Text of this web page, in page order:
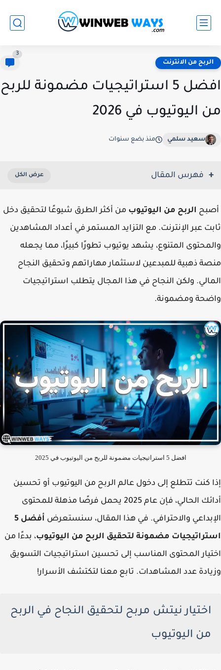
الربح من الانترنت
3
افضل 5 استراتيجيات مضمونة للربح
من اليوتيوب في 2026
سعيد سلمي منذ بضع سنوات
فهرس المقال
أصبح الربح من اليوتيوب من أكثر الطرق شيوعًا لتحقيق دخل
ثابت عبر الإنترنت. مع التزايد المستمر في أعداد المشاهدين
والمحتوى المتنوع، يشهد يوتيوب تطورًا كبيرًا، مما يجعله
منصة ذهبية للمبدعين لاستثمار مهاراتهم وتحقيق النجاح
المالي. ولكن النجاح في هذا المجال يتطلب استراتيجيات
واضحة ومضمونة.
افضل 5 استراتيجيات مضمونة للربح من اليوتيوب في 2025
إذا كنت تتطلع إلى دخول عالم الربح من اليوتيوب أو تحسين
أدائك الحالي، فإن عام 2025 يحمل فرصًا مذهلة للمحتوى
الإبداعي والاحترافي. في هذا المقال، سنستعرض
أفضل 5
استراتيجيات مضمونة لتحقيق الربح من اليوتيوب، بدءًا من
اختيار المحتوى المناسب إلى تحسين استراتيجيات التسويق
وزيادة عدد المشاهدات. تابع معنا لتكتشف الأسرار!
اختيار نيتش مربح لتحقيق النجاح في الربح
من اليوتيوب